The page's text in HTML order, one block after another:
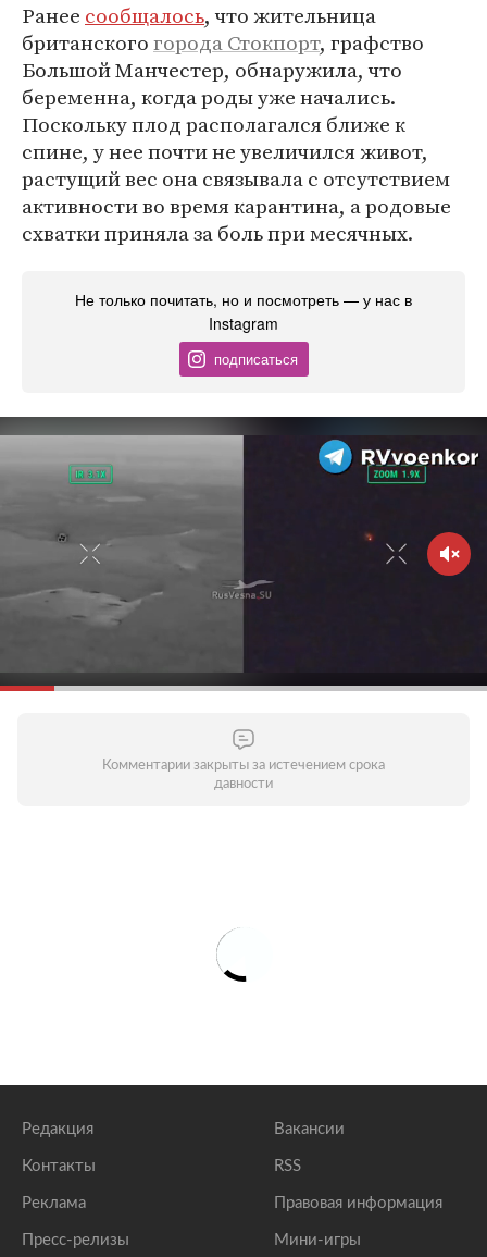
Ранее сообщалось, что жительница
британскогогорода Стокпорт, графство
Большой Манчестер, обнаружила, что
беременна, когда роды уже начались.
Поскольку плод располагался ближе к
спине, у нее почти не увеличился живот,
растущий вес она связывала с отсутствием
активности во время карантина, а родовые
схватки приняла за боль при месячных.
Не только почитать, но и посмотреть — у нас в
Instagram
подписаться
Комментарии закрыты за истечением срока
давности
Редакция
Контакты
Реклама
Пресс-релизы
Вакансии
RSS
Правовая информация
Мини-игры